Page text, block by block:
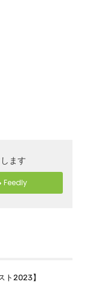
ます
Feedly
ト2023】